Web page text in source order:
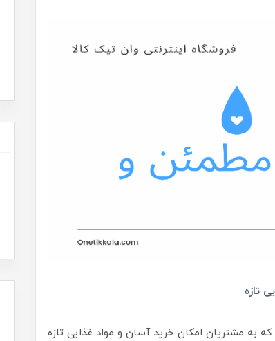
تازه
مشتریان امکان خرید آسان و مواد غذایی تازه